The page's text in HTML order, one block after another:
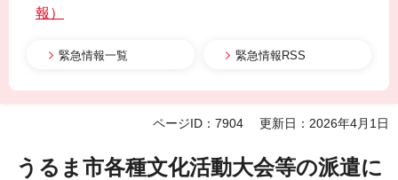
報）
緊急情報一覧 緊急情報RSS
ページID：7904 更新日：2026年4月1日
うるま市各種文化活動大会等の派遣に